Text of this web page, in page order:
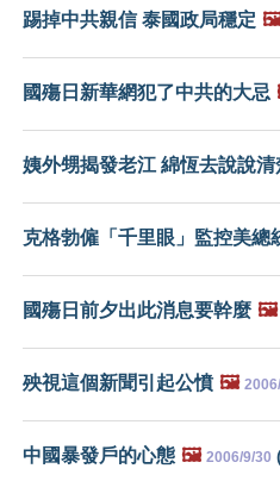
踢掉中共親信 泰國政局穩定
國殤日新華網犯了中共的大忌
姨外甥揭發老江 綿恆去說說清
克格勃僱「千里眼」監控美總
國殤日前夕出此消息要幹麼 🖼️
殃視這個新聞引起公憤 🖼️
中國暴發戶的心態 🖼️ 2006/9/30